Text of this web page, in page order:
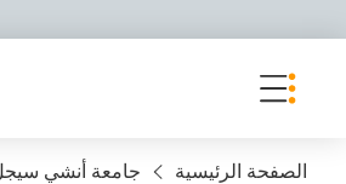
الصفحة الرئيسية جامعة أنشي